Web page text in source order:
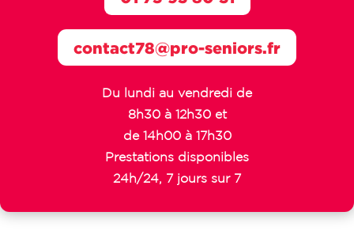
Du lundi au vendredi de
8h30 à 12h30 et
de 14h00 à 17h30
Prestations disponibles
24h/24, 7 jours sur 7
contact78@pro-seniors.fr